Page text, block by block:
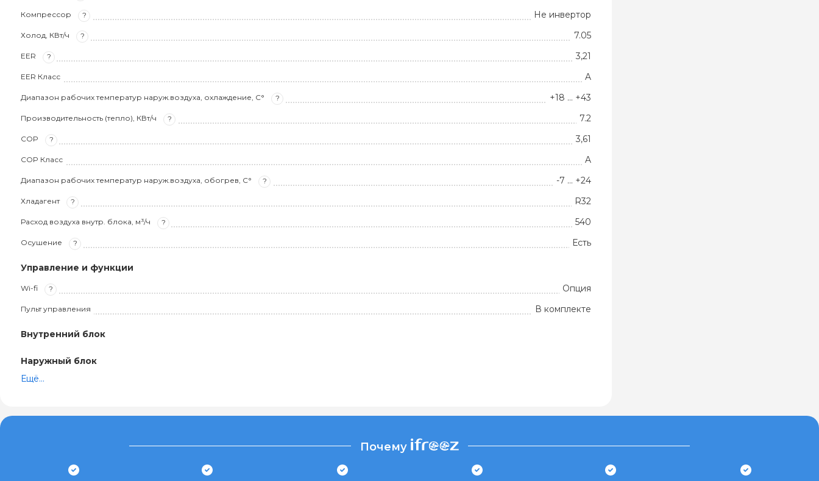
Компрессор ? Не инвертор
Холод, КВт/ч ? 7.05
EER ? 3,21
EER Класс A
Диапазон рабочих температур наруж.воздуха, охлаждение, С° ? +18 … +43
Производительность (тепло), КВт/ч ? 7.2
COP ? 3,61
COP Класс A
Диапазон рабочих температур наруж.воздуха, обогрев, С° ? -7 … +24
Хладагент ? R32
Расход воздуха внутр. блока, м³/ч ? 540
Осушение ? Есть
Управление и функции
Wi-fi ? Опция
Пульт управления В комплекте
Внутренний блок
Наружный блок
Ещё...
Почему